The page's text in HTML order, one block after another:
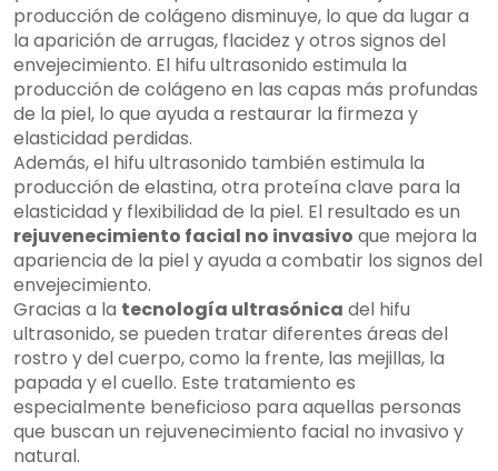
producción de colágeno disminuye, lo que da lugar a
la aparición de arrugas, flacidez y otros signos del
envejecimiento. El hifu ultrasonido estimula la
producción de colágeno en las capas más profundas
de la piel, lo que ayuda a restaurar la firmeza y
elasticidad perdidas.
Además, el hifu ultrasonido también estimula la
producción de elastina, otra proteína clave para la
elasticidad y flexibilidad de la piel. El resultado es un
rejuvenecimiento facial no invasivo que mejora la
apariencia de la piel y ayuda a combatir los signos del
envejecimiento.
Gracias a la tecnología ultrasónica del hifu
ultrasonido, se pueden tratar diferentes áreas del
rostro y del cuerpo, como la frente, las mejillas, la
papada y el cuello. Este tratamiento es
especialmente beneficioso para aquellas personas
que buscan un rejuvenecimiento facial no invasivo y
natural.